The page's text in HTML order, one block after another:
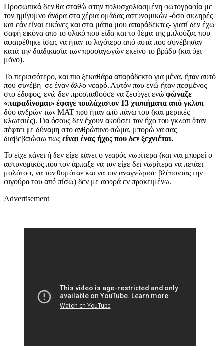
Προσωπικά δεν θα σταθώ στην πολυσχολιασμένη φωτογραφία με
τον ημίγυμνο άνδρα στα χέρια ομάδας αστυνομικών -όσο σκληρές
και εάν είναι εικόνες και στα μάτια μου απαράδεκτες- γιατί δεν έχω
σαφή εικόνα από το υλικό που είδα και το θέμα της μπλούζας που
αφαιρέθηκε ίσως να ήταν το λιγότερο από αυτά που συνέβησαν
κατά την διαδικασία των προσαγωγών εκείνο το βράδυ (και όχι
μόνο).
Το περισσότερο, και πιο ξεκαθάρα απαράδεκτο για μένα, ήταν αυτό
που συνέβη σε έναν άλλο νεαρό. Αυτόν που ενώ ήταν πεσμένος
στο έδαφος, ενώ δεν προσπαθούσε να ξεφύγει ενώ φώναζε
«παραδίνομαι» έφαγε τουλάχιστον 13 χτυπήματα από γκλοπ
δύο ανδρών των ΜΑΤ που ήταν από πάνω του (και μερικές
κλωτσιές). Για όσους δεν έχουν ακούσει τον ήχο του γκλοπ όταν
πέφτει με δύναμη στο ανθρώπινο σώμα, μπορώ να σας
διαβεβαιώσω πως είναι ένας ήχος που δεν ξεχνιέται.
Το είχε κάνει ή δεν είχε κάνει ο νεαρός νωρίτερα (και ναι μπορεί ο
αστυνομικός που τον άρπαξε να τον είχε δει νωρίτερα να πετάει
μολότοφ, να τον θυμόταν και να τον αναγνώρισε βλέποντας την
φιγούρα του από πίσω) δεν με αφορά εν προκειμένω.
Advertisement